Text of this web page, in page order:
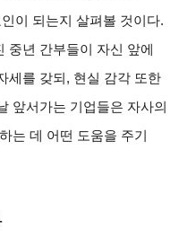
이 되는지 살펴볼 것이다.
중년 간부들이 자신 앞에
세를 갖되, 현실 감각 또한
앞서가는 기업들은 자사의
는 데 어떤 도움을 주기